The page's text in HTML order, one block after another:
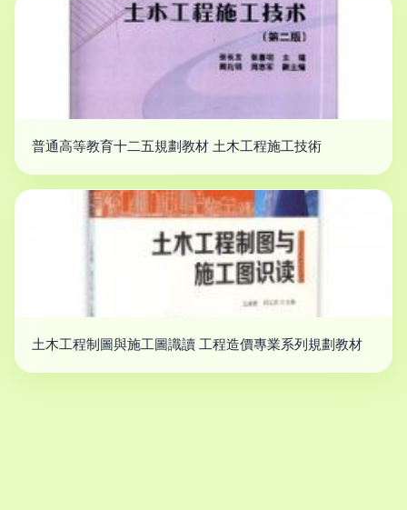
普通高等教育十二五規劃教材 土木工程施工技術
土木工程制圖與施工圖識讀 工程造價專業系列規劃教材